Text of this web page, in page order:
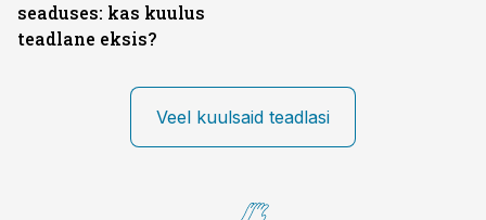
seaduses: kas kuulus
teadlane eksis?
Veel kuulsaid teadlasi